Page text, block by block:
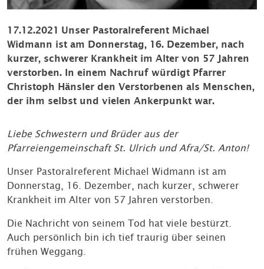
17.12.2021 Unser Pastoralreferent Michael
Widmann ist am Donnerstag, 16. Dezember, nach
kurzer, schwerer Krankheit im Alter von 57 Jahren
verstorben. In einem Nachruf würdigt Pfarrer
Christoph Hänsler den Verstorbenen als Menschen,
der ihm selbst und vielen Ankerpunkt war.
Liebe Schwestern und Brüder aus der
Pfarreiengemeinschaft St. Ulrich und Afra/St. Anton!
Unser Pastoralreferent Michael Widmann ist am
Donnerstag, 16. Dezember, nach kurzer, schwerer
Krankheit im Alter von 57 Jahren verstorben.
Die Nachricht von seinem Tod hat viele bestürzt.
Auch persönlich bin ich tief traurig über seinen
frühen Weggang.